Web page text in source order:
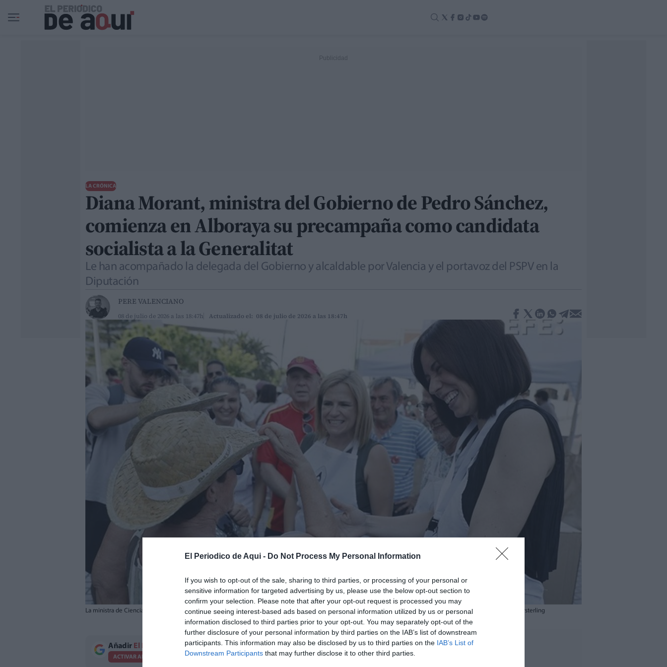
El Periodico de Aqui - Do Not Process My Personal Information
If you wish to opt-out of the sale, sharing to third parties, or processing of your personal or
sensitive information for targeted advertising by us, please use the below opt-out section to
confirm your selection. Please note that after your opt-out request is processed you may
continue seeing interest-based ads based on personal information utilized by us or personal
information disclosed to third parties prior to your opt-out. You may separately opt-out of the
further disclosure of your personal information by third parties on the IAB’s list of downstream
participants. This information may also be disclosed by us to third parties on the IAB’s List of
Downstream Participants that may further disclose it to other third parties.
Ir al contenido principal
LA CRÓNICA
Diana Morant, ministra del Gobierno de Pedro Sánchez,
comienza en Alboraya su precampaña como candidata
socialista a la Generalitat
Le han acompañado la delegada del Gobierno y alcaldable por Valencia y el portavoz del PSPV en la
Diputación
PERE VALENCIANO
08 de julio de 2026 a las 18:47h Actualizado el: 08 de julio de 2026 a las 18:47h
La ministra de Ciencia, Innovación y Universidades, Ana Morant participa en el reparto de horchata este miércoles en la localidad valenciana de Alboraya. / EFE-Kai Försterling
Añadir El Periodico de Aquícomo fuente preferida de Google de forma gratuita.
ACTIVAR AHORA